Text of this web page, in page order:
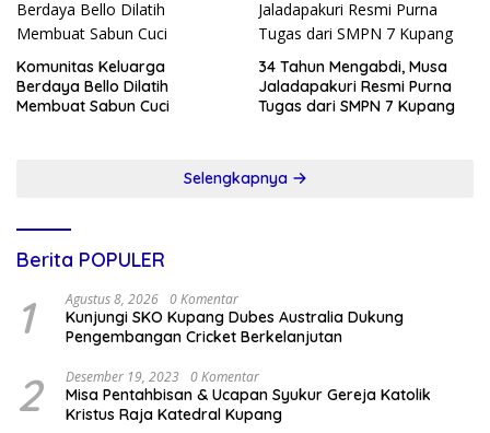
Komunitas Keluarga
Berdaya Bello Dilatih
Membuat Sabun Cuci
34 Tahun Mengabdi, Musa
Jaladapakuri Resmi Purna
Tugas dari SMPN 7 Kupang
Selengkapnya
Berita POPULER
1 Agustus 8, 2026 0 Komentar
Kunjungi SKO Kupang Dubes Australia Dukung
Pengembangan Cricket Berkelanjutan
2 Desember 19, 2023 0 Komentar
Misa Pentahbisan & Ucapan Syukur Gereja Katolik
Kristus Raja Katedral Kupang